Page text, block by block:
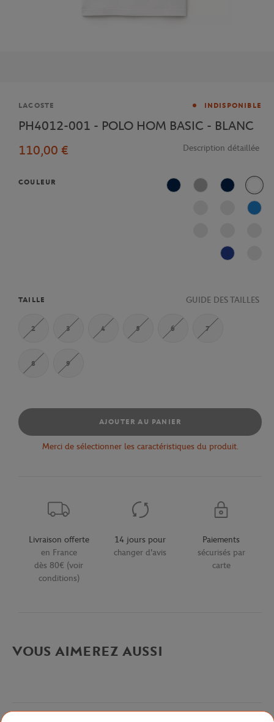
Marque
LACOSTE INDISPONIBLE
PH4012-001 - POLO HOM BASIC - BLANC
110,00 €
Description détaillée
COULEUR
Marine Argent Chiné
Bleu Marine
Blanc
L99
Marine
TAILLE GUIDE DES TAILLES
2 3 4 5 6 7
8 9
AJOUTER AU PANIER
Merci de sélectionner les caractéristiques du produit.
Livraison offerte
en France
dès 80€ (voir
conditions)
14 jours pour
changer d'avis
Paiements
sécurisés par
carte
VOUS AIMEREZ AUSSI